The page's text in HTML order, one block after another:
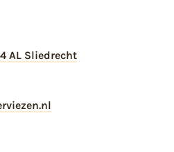
AL Sliedrecht